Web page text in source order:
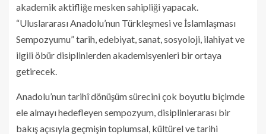
akademik aktifliğe mesken sahipliği yapacak.
“Uluslararası Anadolu’nun Türkleşmesi ve İslamlaşması
Sempozyumu” tarih, edebiyat, sanat, sosyoloji, ilahiyat ve
ilgili öbür disiplinlerden akademisyenleri bir ortaya
getirecek.
Anadolu’nun tarihî dönüşüm sürecini çok boyutlu biçimde
ele almayı hedefleyen sempozyum, disiplinlerarası bir
bakış açısıyla geçmişin toplumsal, kültürel ve tarihi